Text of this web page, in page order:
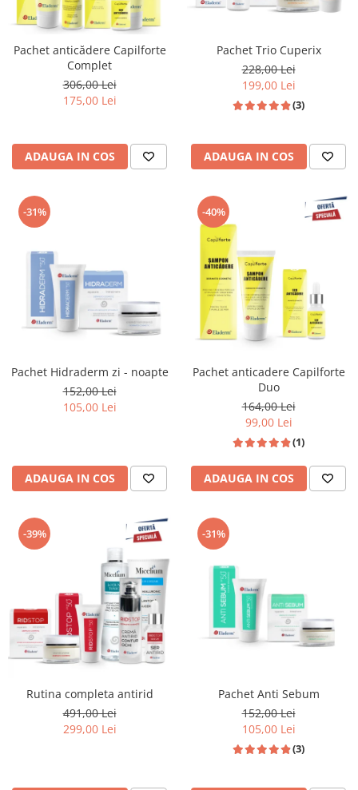
Pachet anticădere Capilforte
Complet
306,00 Lei
175,00 Lei
ADAUGA IN COS
Pachet Trio Cuperix
228,00 Lei
199,00 Lei
(3)
ADAUGA IN COS
-31%
Pachet Hidraderm zi - noapte
152,00 Lei
105,00 Lei
ADAUGA IN COS
-40%
Pachet anticadere Capilforte
Duo
164,00 Lei
99,00 Lei
(1)
ADAUGA IN COS
-39%
Rutina completa antirid
491,00 Lei
299,00 Lei
-31%
Pachet Anti Sebum
152,00 Lei
105,00 Lei
(3)